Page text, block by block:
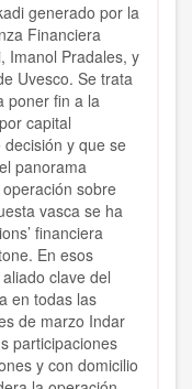
generado por la
Financiera
Imanol Pradales, y
Uvesco. Se trata
poner fin a la
capital
y que se
panorama
sobre
vasca se ha
financiera
En esos
clave del
en todas las
de marzo Indar
participaciones
y con domicilio